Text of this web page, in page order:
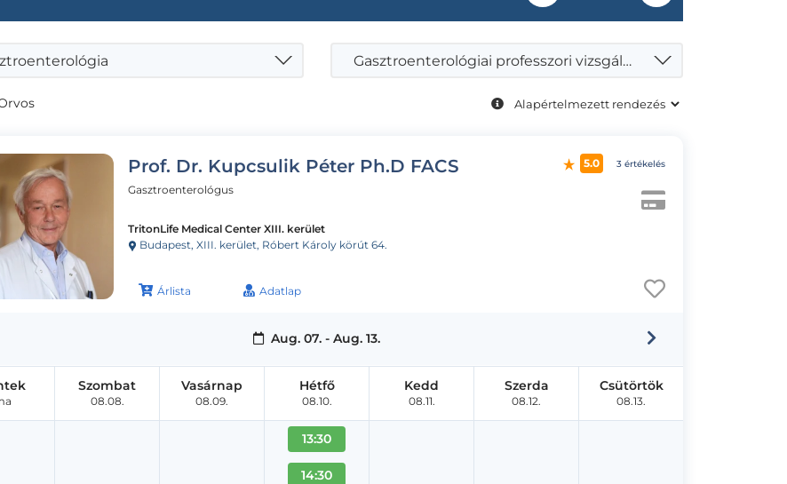
Gasztroenterológiai professzori vizsgálat
Prof. Dr. Kupcsulik Péter Ph.D FACS
Gasztroenterológus
TritonLife Medical Center XIII. kerület
Budapest, XIII. kerület, Róbert Károly körút 64.
Árlista Adatlap
5.0 3 értékelés
Aug. 07. - Aug. 13.
Szombat
08.08.
Vasárnap
08.09.
Hétfő
08.10.
13:30
14:30
Kedd
08.11.
Szerda
08.12.
Csütörtök
08.13.